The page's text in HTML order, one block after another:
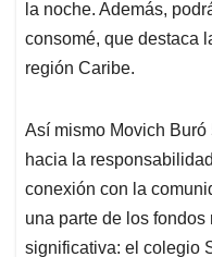
la noche. Además,
consomé, que destaca
región Caribe.
Así mismo Movich
hacia la
conexión con la
una parte de los
significativa: el colegio